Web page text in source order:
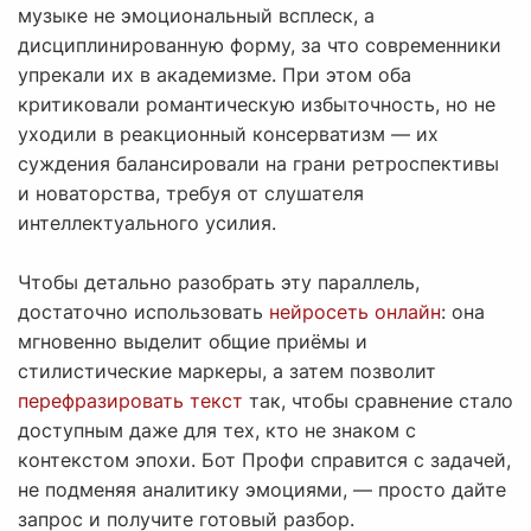
музыке не эмоциональный всплеск, а
дисциплинированную форму, за что современники
упрекали их в академизме. При этом оба
критиковали романтическую избыточность, но не
уходили в реакционный консерватизм — их
суждения балансировали на грани ретроспективы
и новаторства, требуя от слушателя
интеллектуального усилия.
Чтобы детально разобрать эту параллель,
достаточно использовать нейросеть онлайн: она
мгновенно выделит общие приёмы и
стилистические маркеры, а затем позволит
перефразировать текст так, чтобы сравнение стало
доступным даже для тех, кто не знаком с
контекстом эпохи. Бот Профи справится с задачей,
не подменяя аналитику эмоциями, — просто дайте
запрос и получите готовый разбор.